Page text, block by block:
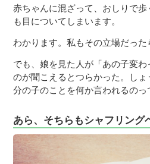
赤ちゃんに混ざって、おしりで
も目についてしまいます。
わかります。私もその立場だった
でも、娘を見た人が「あの子変
のが聞こえるとつらかった。し
分の子のことを何か言われるのっ
あら、そちらもシャフリング